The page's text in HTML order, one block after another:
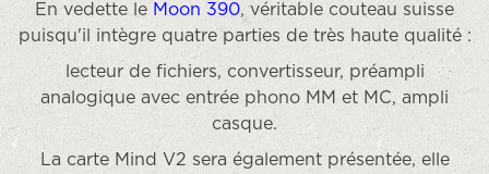
En vedette le Moon 390, véritable couteau suisse
puisqu'il intègre quatre parties de très haute qualité :
lecteur de fichiers, convertisseur, préampli
analogique avec entrée phono MM et MC, ampli
casque.
La carte Mind V2 sera également présentée, elle